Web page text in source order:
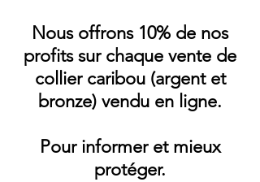
Nous offrons 10% de nos
profits sur chaque vente de
collier caribou (argent et
bronze) vendu en ligne.
Pour informer et mieux
protéger.